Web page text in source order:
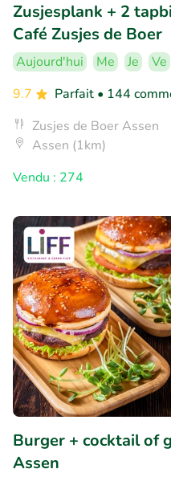
Zusjesplank + 2
Café Zusjes de Boer
Aujourd'hui Me Je Ve
9.7
Parfait • 144
Zusjes de Boer Assen
Assen (1km)
Vendu : 274
Burger + cocktail of
Assen